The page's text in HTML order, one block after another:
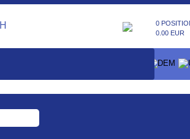
0
0.00 EUR